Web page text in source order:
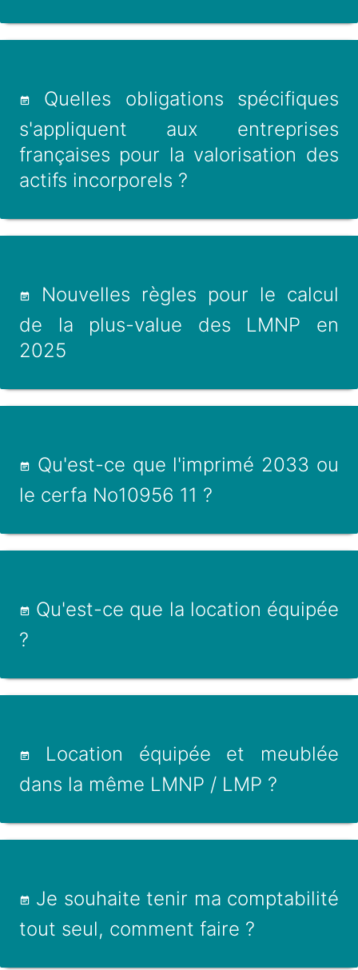
Quelles obligations spécifiques
s'appliquent aux entreprises
françaises pour la valorisation des
actifs incorporels ?
Nouvelles règles pour le calcul
de la plus-value des LMNP en
2025
Qu'est-ce que l'imprimé 2033 ou
le cerfa No10956 11 ?
Qu'est-ce que la location équipée
?
Location équipée et meublée
dans la même LMNP / LMP ?
Je souhaite tenir ma comptabilité
tout seul, comment faire ?